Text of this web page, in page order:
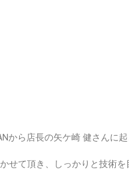
から店長の矢ケ崎 健さんに
せて頂き、しっかりと技術